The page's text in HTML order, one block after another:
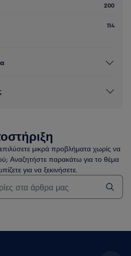
200
114
μικρά προβλήματα χωρίς να
Αναζητήστε παρακάτω για το θέμα
για να ξεκινήσετε.